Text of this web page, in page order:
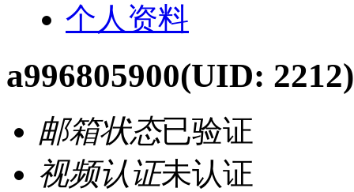
个人资料
a996805900(UID: 2212)
邮箱状态已验证
视频认证未认证